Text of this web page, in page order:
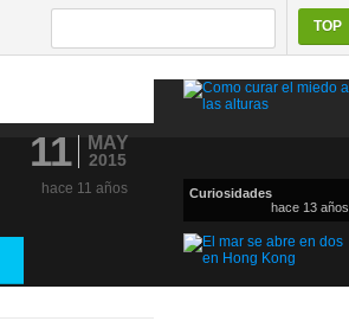
TOP
11 MAY
2015
hace 11 años
Curiosidades
hace 13 años